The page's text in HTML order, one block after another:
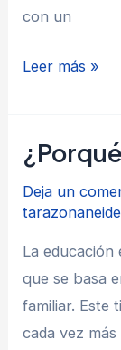
con un
El
la
en
Educación
Leer más »
Deja un
La educación
que se basa
familiar. Este
cada vez